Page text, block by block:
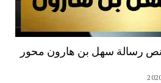
رسالة سهل بن هارون محور